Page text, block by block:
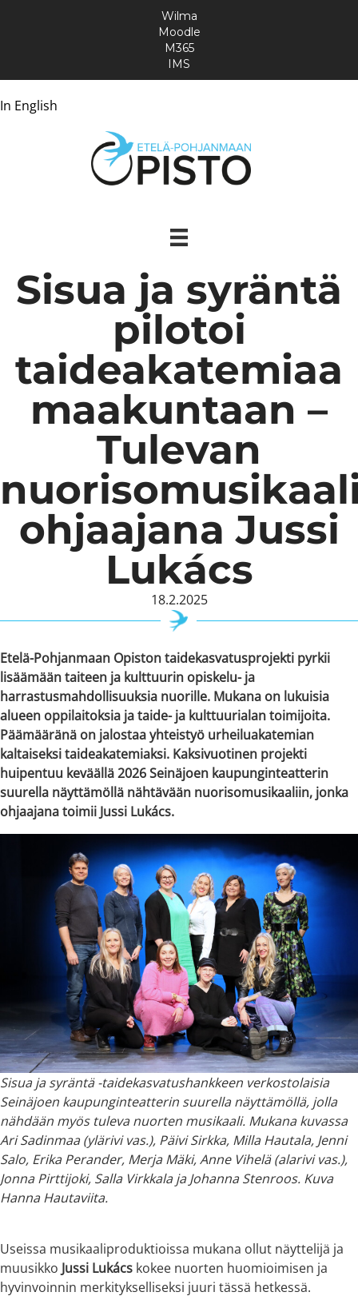
In English
Wilma
Moodle
M365
IMS
Sisua ja syräntä
pilotoi
taideakatemiaa
maakuntaan –
Tulevan
ohjaajana Jussi
Lukács
18.2.2025
Etelä-Pohjanmaan Opiston taidekasvatusprojekti pyrkii
lisäämään taiteen ja kulttuurin opiskelu- ja
harrastusmahdollisuuksia nuorille. Mukana on lukuisia
alueen oppilaitoksia ja taide- ja kulttuurialan toimijoita.
Päämääränä on jalostaa yhteistyö urheiluakatemian
kaltaiseksi taideakatemiaksi. Kaksivuotinen projekti
huipentuu keväällä 2026 Seinäjoen kaupunginteatterin
suurella näyttämöllä nähtävään nuorisomusikaaliin, jonka
ohjaajana toimii Jussi Lukács.
Sisua ja syräntä -taidekasvatushankkeen verkostolaisia
Seinäjoen kaupunginteatterin suurella näyttämöllä, jolla
nähdään myös tuleva nuorten musikaali. Mukana kuvassa
Ari Sadinmaa (ylärivi vas.), Päivi Sirkka, Milla Hautala, Jenni
Salo, Erika Perander, Merja Mäki, Anne Vihelä (alarivi vas.),
Jonna Pirttijoki, Salla Virkkala ja Johanna Stenroos. Kuva
Hanna Hautaviita.
Useissa musikaaliproduktioissa mukana ollut näyttelijä ja
muusikko Jussi Lukács kokee nuorten huomioimisen ja
hyvinvoinnin merkitykselliseksi juuri tässä hetkessä.